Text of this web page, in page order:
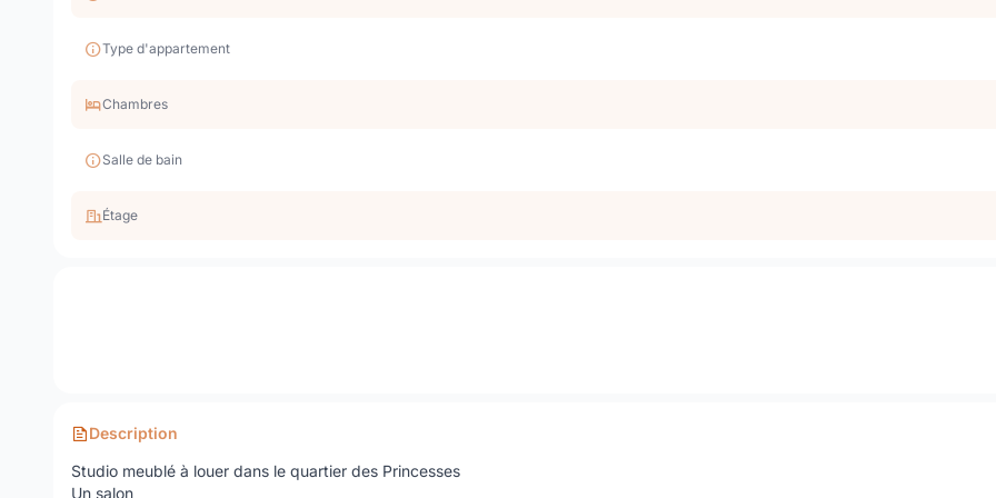
Type d'appartement
Chambres
Salle de bain
Étage
Description
Studio meublé à louer dans le quartier des Princesses
Un salon